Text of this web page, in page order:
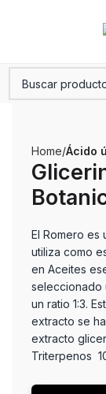
Home Ácido
El Romero es
utiliza como
en Aceites
seleccionado
un ratio 1:3.
extracto se
extracto
Triterpenos